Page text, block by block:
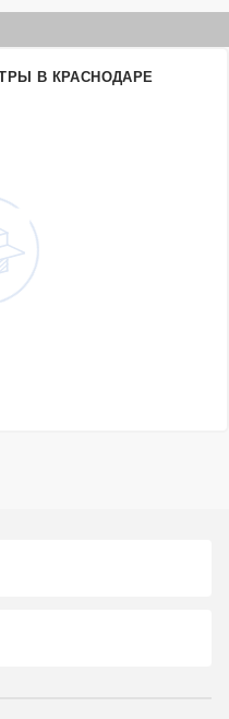
В КРАСНОДАРЕ